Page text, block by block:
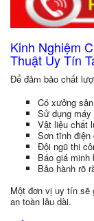
Kinh Nghiệm
Thuật Uy Tín
Để đảm bảo chất
Có xưởng
Sử dụng máy
Vật liệu chất
Sơn tĩnh điện
Đội ngũ thi
Báo giá minh
Bảo hành rõ
Một đơn vị uy tín sẽ
an toàn lâu dài.